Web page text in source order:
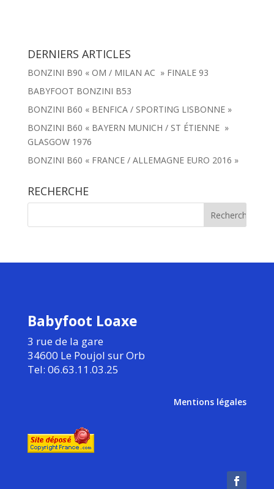
DERNIERS ARTICLES
BONZINI B90 « OM / MILAN AC » FINALE 93
BABYFOOT BONZINI B53
BONZINI B60 « BENFICA / SPORTING LISBONNE »
BONZINI B60 « BAYERN MUNICH / ST ÉTIENNE »
GLASGOW 1976
BONZINI B60 « FRANCE / ALLEMAGNE EURO 2016 »
RECHERCHE
Babyfoot Loaxe
3 rue de la gare
34600 Le Poujol sur Orb
Tel: 06.63.11.03.25
Mentions légales